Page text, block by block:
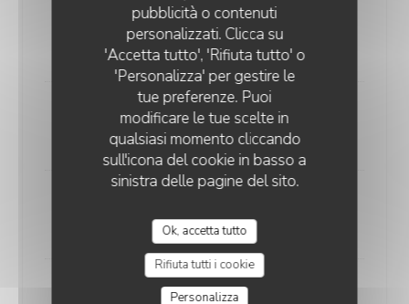
pubblicità o contenuti
personalizzati. Clicca su
'Accetta tutto', 'Rifiuta tutto' o
'Personalizza' per gestire le
tue preferenze. Puoi
modificare le tue scelte in
qualsiasi momento cliccando
sull'icona del cookie in basso a
sinistra delle pagine del sito.
Ok, accetta tutto
Rifiuta tutti i cookie
Personalizza
Brie affiné à la truffe blanche
14,00 EUR
Crème brulée à la vanille
10,00 EUR
13,00 EUR
Mousse au chocolat Valhrona